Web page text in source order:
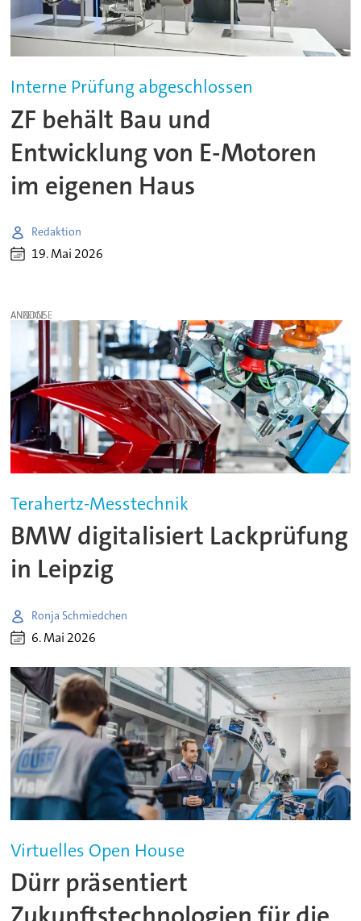
Interne Prüfung abgeschlossen
ZF behält Bau und
Entwicklung von E-Motoren
im eigenen Haus
Redaktion
19. Mai 2026
ANZEIGE
Terahertz-Messtechnik
BMW digitalisiert Lackprüfung
in Leipzig
Ronja Schmiedchen
6. Mai 2026
Virtuelles Open House
Dürr präsentiert